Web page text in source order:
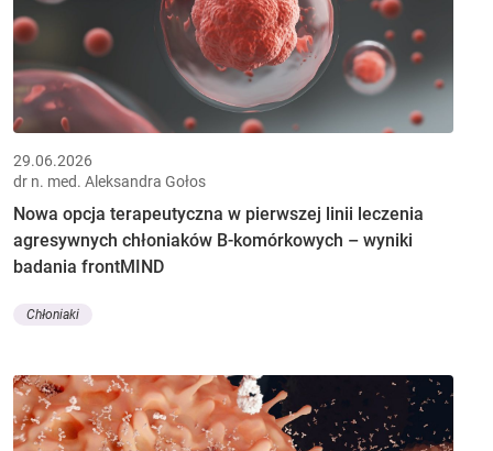
29.06.2026
dr n. med. Aleksandra Gołos
Nowa opcja terapeutyczna w pierwszej linii leczenia
agresywnych chłoniaków B-komórkowych – wyniki
badania frontMIND
Chłoniaki